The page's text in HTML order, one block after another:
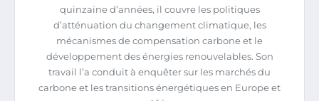
quinzaine d’années, il couvre les politiques
d’atténuation du changement climatique, les
mécanismes de compensation carbone et le
développement des énergies renouvelables. Son
travail l’a conduit à enquêter sur les marchés du
carbone et les transitions énergétiques en Europe et